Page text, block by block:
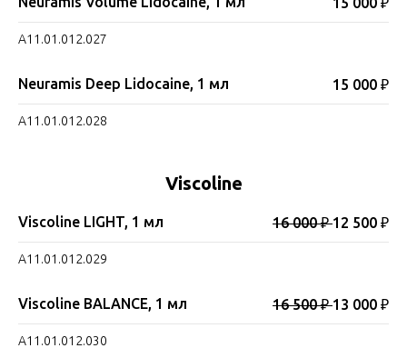
A11.01.012.027
Neuramis Deep Lidocaine, 1 мл 15 000 ₽
A11.01.012.028
Viscoline
Viscoline LIGHT, 1 мл 16 000 ₽12 500 ₽
A11.01.012.029
Viscoline BALANCE, 1 мл 16 500 ₽13 000 ₽
A11.01.012.030